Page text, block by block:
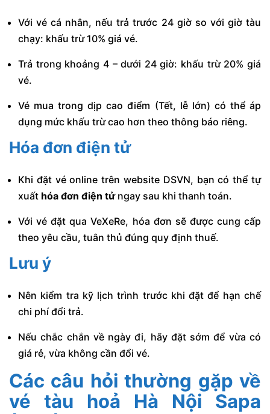
Với vé cá nhân, nếu trả trước 24 giờ so với giờ tàu
chạy: khấu trừ 10% giá vé.
Trả trong khoảng 4 – dưới 24 giờ: khấu trừ 20% giá
vé.
Vé mua trong dịp cao điểm (Tết, lễ lớn) có thể áp
dụng mức khấu trừ cao hơn theo thông báo riêng.
Hóa đơn điện tử
Khi đặt vé online trên website DSVN, bạn có thể tự
xuất hóa đơn điện tửngay sau khi thanh toán.
Với vé đặt qua VeXeRe, hóa đơn sẽ được cung cấp
theo yêu cầu, tuân thủ đúng quy định thuế.
Lưu ý
Nên kiểm tra kỹ lịch trình trước khi đặt để hạn chế
chi phí đổi trả.
Nếu chắc chắn về ngày đi, hãy đặt sớm để vừa có
giá rẻ, vừa không cần đổi vé.
Các câu hỏi thường gặp về
vé tàu hoả Hà Nội Sapa